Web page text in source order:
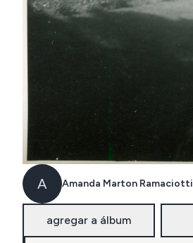
A Amanda Marton Ramaciotti
agregar a álbum